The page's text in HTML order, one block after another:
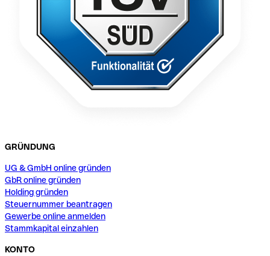
GRÜNDUNG
UG & GmbH online gründen
GbR online gründen
Holding gründen
Steuernummer beantragen
Gewerbe online anmelden
Stammkapital einzahlen
KONTO